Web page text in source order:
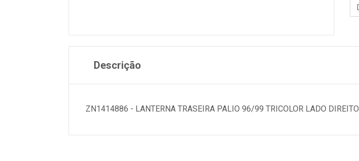
Descrição
ZN1414886 - LANTERNA TRASEIRA PALIO 96/99 TRICOLOR LADO DIREITO